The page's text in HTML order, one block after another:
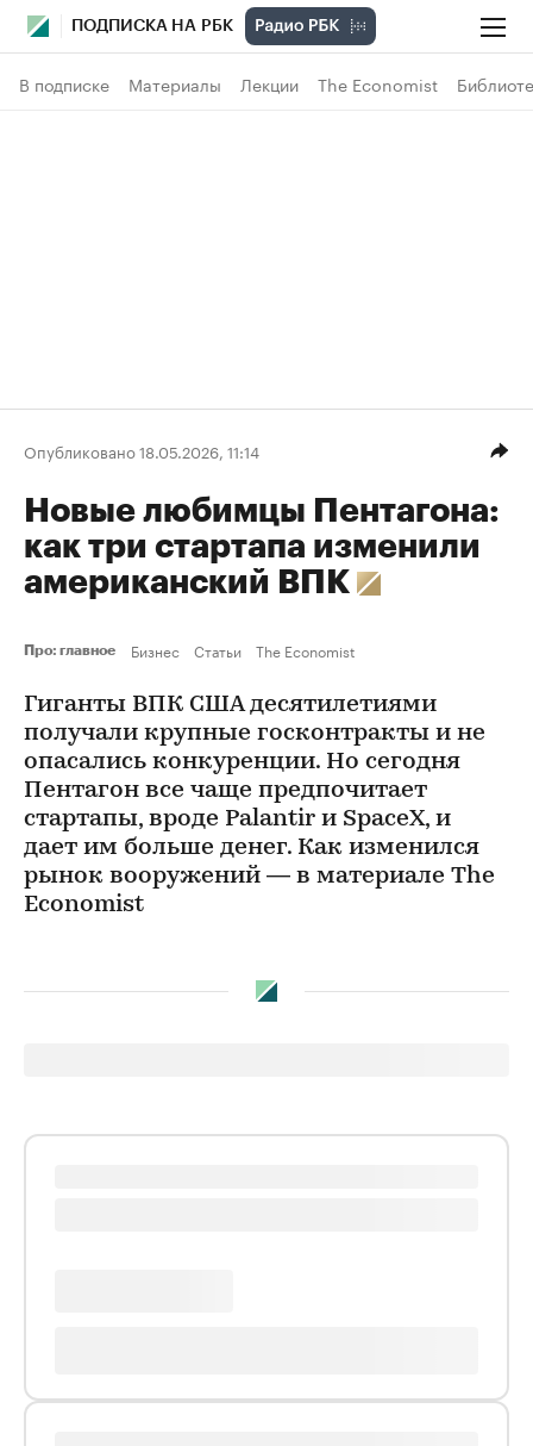
ПОДПИСКА НА РБК
В подписке Материалы Лекции The Economist
Опубликовано 18.05.2026, 11:14
Новые любимцы Пентагона:
как три стартапа изменили
американский ВПК
Про: главное Бизнес Статьи The Economist
Гиганты ВПК США десятилетиями
получали крупные госконтракты и не
опасались конкуренции. Но сегодня
Пентагон все чаще предпочитает
стартапы, вроде Palantir и SpaceX, и
дает им больше денег. Как изменился
рынок вооружений — в материале The
Economist